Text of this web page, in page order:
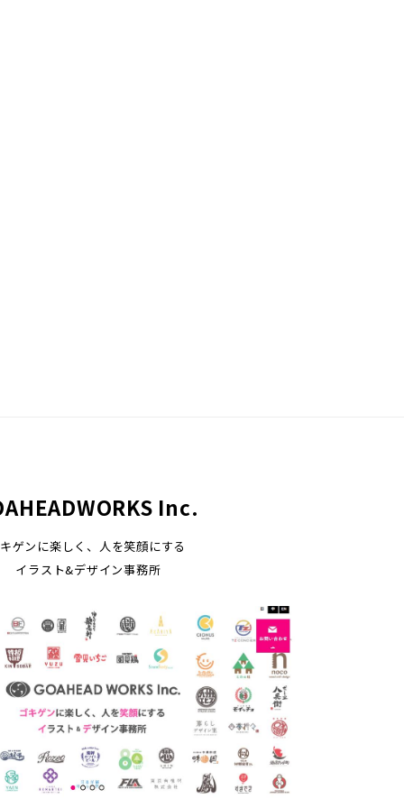
Inc.
ゲンに楽しく、人を笑顔にする
スト&デザイン事務所